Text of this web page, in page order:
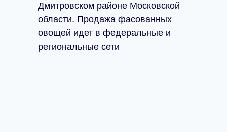
Дмитровском районе Московской
области. Продажа фасованных
овощей идет в федеральные и
региональные сети